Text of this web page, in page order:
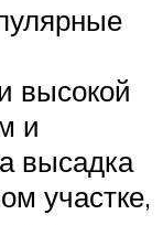
высокой
и
высадка
участке,